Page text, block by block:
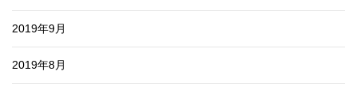
2019年9月
2019年8月